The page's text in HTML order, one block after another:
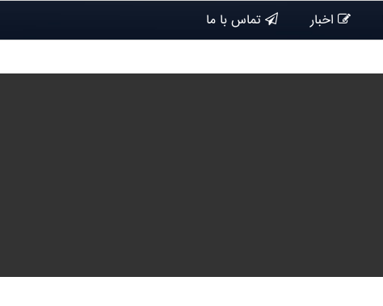
اخبار تماس با ما